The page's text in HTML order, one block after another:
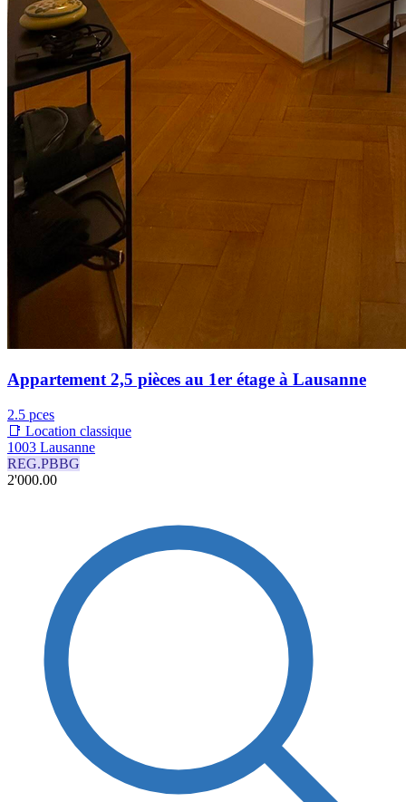
Appartement 2,5 pièces au 1er étage à Lausanne
2.5 pces
📑 Location classique
1003 Lausanne
REG.PBBG
2'000.00